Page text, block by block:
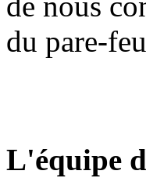
du pare-
L'équipe